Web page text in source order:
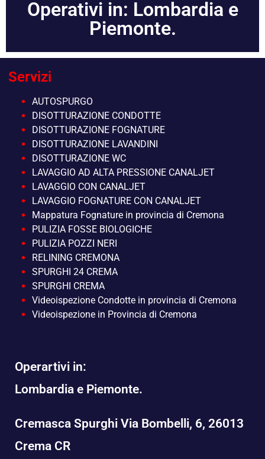
Operativi in: Lombardia e
Piemonte.
Servizi
AUTOSPURGO
DISOTTURAZIONE CONDOTTE
DISOTTURAZIONE FOGNATURE
DISOTTURAZIONE LAVANDINI
DISOTTURAZIONE WC
LAVAGGIO AD ALTA PRESSIONE CANALJET
LAVAGGIO CON CANALJET
LAVAGGIO FOGNATURE CON CANALJET
Mappatura Fognature in provincia di Cremona
PULIZIA FOSSE BIOLOGICHE
PULIZIA POZZI NERI
RELINING CREMONA
SPURGHI 24 CREMA
SPURGHI CREMA
Videoispezione Condotte in provincia di Cremona
Videoispezione in Provincia di Cremona
Operartivi in:
Lombardia e Piemonte.
Cremasca Spurghi Via Bombelli, 6, 26013
Crema CR